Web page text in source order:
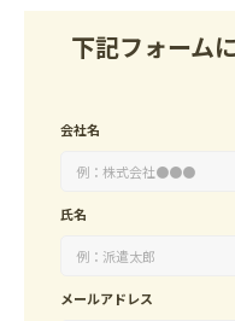
下記フォーム
会社名
氏名
メールアドレス